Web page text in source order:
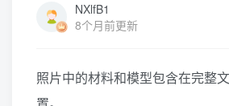
NXlfB1
8个月前更新
照片中的材料和模型包含在完整